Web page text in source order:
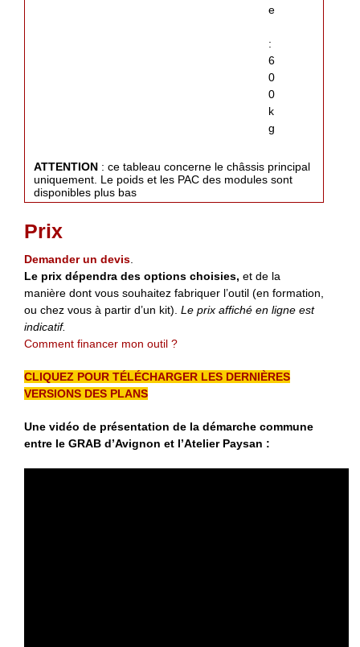
e
:
6
0
0
k
g
ATTENTION : ce tableau concerne le châssis principal
uniquement. Le poids et les PAC des modules sont
disponibles plus bas
Prix
Demander un devis.
Le prix dépendra des options choisies, et de la
manière dont vous souhaitez fabriquer l’outil (en formation,
ou chez vous à partir d’un kit). Le prix affiché en ligne est
indicatif.
Comment financer mon outil ?
CLIQUEZ POUR TÉLÉCHARGER LES DERNIÈRES
VERSIONS DES PLANS
Une vidéo de présentation de la démarche commune
entre le GRAB d’Avignon et l’Atelier Paysan :